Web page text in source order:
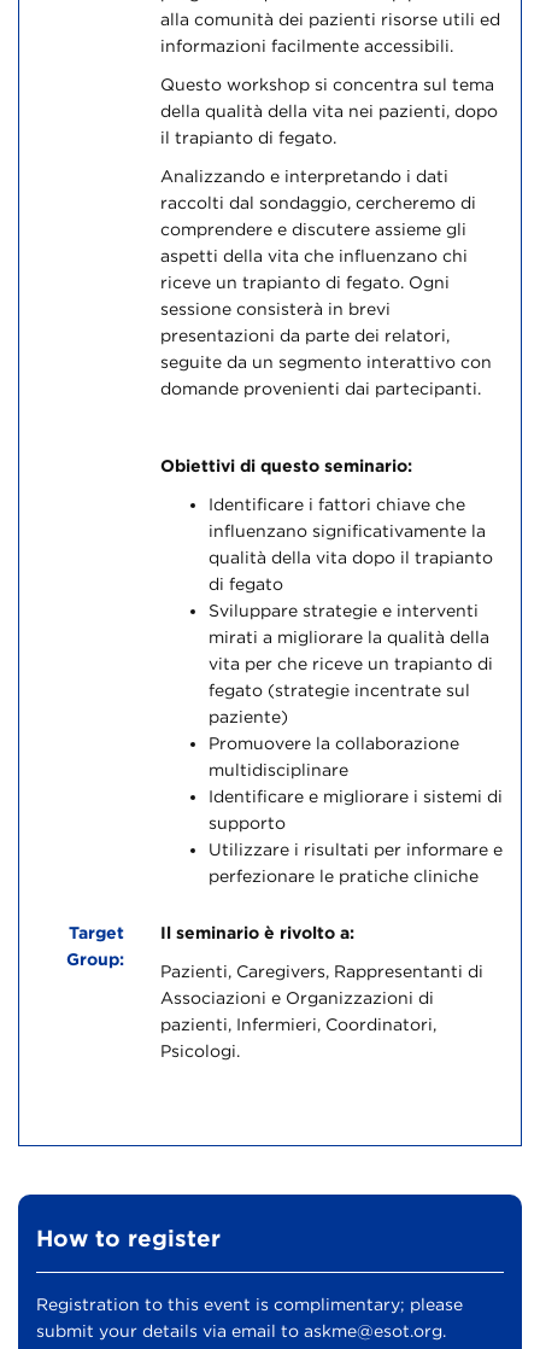
alla comunità dei pazienti risorse utili ed
informazioni facilmente accessibili.
Questo workshop si concentra sul tema
della qualità della vita nei pazienti, dopo
il trapianto di fegato.
Analizzando e interpretando i dati
raccolti dal sondaggio, cercheremo di
comprendere e discutere assieme gli
aspetti della vita che influenzano chi
riceve un trapianto di fegato. Ogni
sessione consisterà in brevi
presentazioni da parte dei relatori,
seguite da un segmento interattivo con
domande provenienti dai partecipanti.
Obiettivi di questo seminario:
Identificare i fattori chiave che
influenzano significativamente la
qualità della vita dopo il trapianto
di fegato
Sviluppare strategie e interventi
mirati a migliorare la qualità della
vita per che riceve un trapianto di
fegato (strategie incentrate sul
paziente)
Promuovere la collaborazione
multidisciplinare
Identificare e migliorare i sistemi di
supporto
Utilizzare i risultati per informare e
perfezionare le pratiche cliniche
Target
Group:
Il seminario è rivolto a:
Pazienti, Caregivers, Rappresentanti di
Associazioni e Organizzazioni di
pazienti, Infermieri, Coordinatori,
Psicologi.
How to register
Registration to this event is complimentary; please
submit your details via email to askme@esot.org.